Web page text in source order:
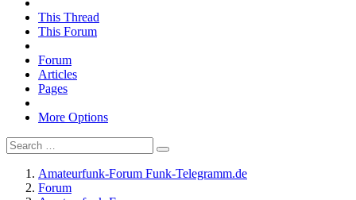
This Thread
This Forum
Forum
Articles
Pages
More Options
Amateurfunk-Forum Funk-Telegramm.de
Forum